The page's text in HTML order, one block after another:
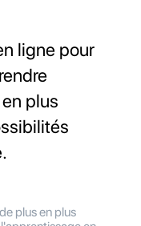
ligne pour
plus
plus en plus